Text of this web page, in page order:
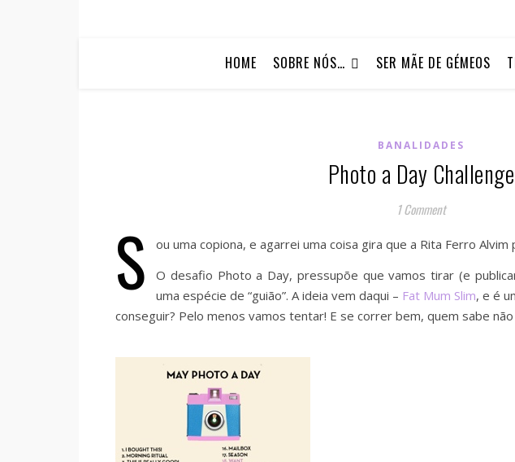
HOME SOBRE NÓS… SER MÃE DE GÉMEOS
BANALIDADES
Photo a Day Challenge
1 Comment
S ou uma copiona, e agarrei uma coisa gira que a Rita Ferro Alvim
O desafio Photo a Day, pressupõe que vamos tirar (e
uma espécie de “guião”. A ideia vem daqui – Fat Mum Slim, e é
conseguir? Pelo menos vamos tentar! E se correr bem, quem sabe